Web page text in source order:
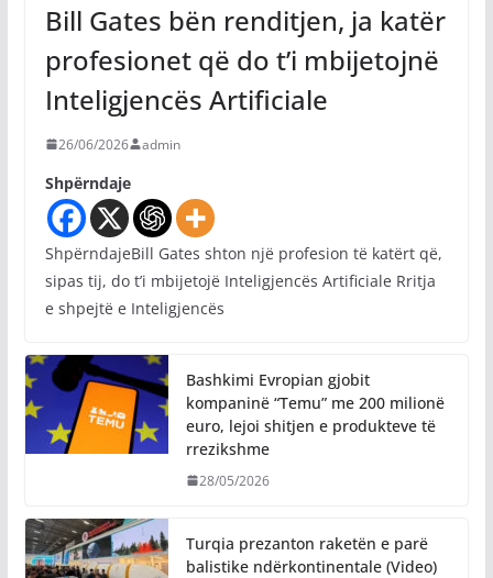
Bill Gates bën renditjen, ja katër
profesionet që do t’i mbijetojnë
Inteligjencës Artificiale
26/06/2026 admin
Shpërndaje
ShpërndajeBill Gates shton një profesion të katërt që,
sipas tij, do t’i mbijetojë Inteligjencës Artificiale Rritja
e shpejtë e Inteligjencës
Bashkimi Evropian gjobit
kompaninë “Temu” me 200 milionë
euro, lejoi shitjen e produkteve të
rrezikshme
28/05/2026
Turqia prezanton raketën e parë
balistike ndërkontinentale (Video)